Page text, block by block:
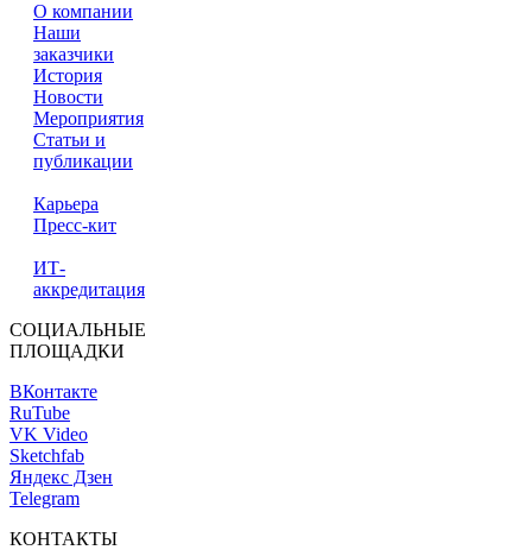
О компании
Наши
заказчики
История
Новости
Мероприятия
Статьи и
публикации
Карьера
Пресс-кит
ИТ-
аккредитация
СОЦИАЛЬНЫЕ
ПЛОЩАДКИ
ВКонтакте
RuTube
VK Video
Sketchfab
Яндекс Дзен
Telegram
КОНТАКТЫ